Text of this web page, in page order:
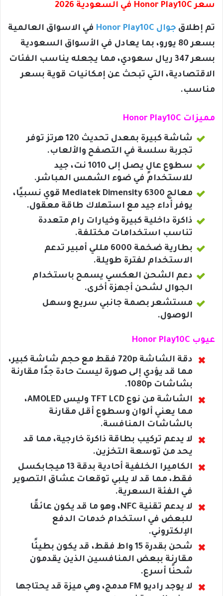
سعر Honor Play10C في السعودية 2026
تم إطلاق جوال Honor Play10C
في الاسواق العالمية
بسعر 80 يورو، بما يعادل في الأسواق السعودية
بسعر 347 ريال سعودي، مما يجعله يناسب الفئات
الاقتصادية، التي تبحث عن إمكانيات قوية بسعر
مناسب.
مميزات Honor Play10C
شاشة كبيرة بمعدل تحديث 120 هرتز توفر
تجربة سلسة في التصفح والألعاب.
سطوع عالٍ يصل إلى 1010 نت، جيد
للاستخدام في ضوء الشمس المباشر.
معالج Mediatek Dimensity 6300 قوي نسبيًا،
يوفر أداء جيد مع استهلاك طاقة معقول.
ذاكرة داخلية كبيرة وخيارات رام متعددة
تناسب استخدامات مختلفة.
بطارية ضخمة 6000 مللي أمبير تدعم
الاستخدام لفترة طويلة.
دعم الشحن العكسي يسمح باستخدام
الجوال لشحن أجهزة أخرى.
مستشعر بصمة جانبي سريع وسهل
الوصول.
عيوب Honor Play10C
دقة الشاشة 720p فقط مع حجم شاشة كبير،
مما قد يؤدي إلى صورة ليست حادة جدًا مقارنة
بشاشات 1080p.
الشاشة من نوع TFT LCD وليس AMOLED،
مما يعني ألوان وسطوع أقل مقارنة
بالشاشات المنافسة.
لا يدعم تركيب بطاقة ذاكرة خارجية، مما قد
يحد من توسعة التخزين.
الكاميرا الخلفية أحادية بدقة 13 ميجابكسل
فقط، مما قد لا يلبي توقعات عشاق التصوير
في الفئة السعرية.
لا يدعم تقنية NFC، وهو ما قد يكون عائقًا
للبعض في استخدام خدمات الدفع
الإلكتروني.
شحن بقدرة 15 واط فقط، قد يكون بطيئًا
مقارنة ببعض المنافسين الذين يقدمون
شحنًا أسرع.
لا يوجد راديو FM مدمج، وهي ميزة قد يحتاجها